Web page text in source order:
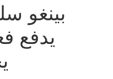
بينغو
يدفع